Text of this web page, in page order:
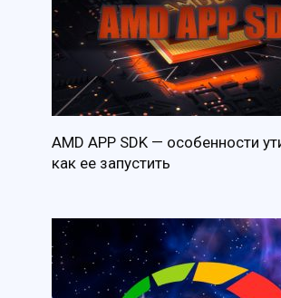
AMD APP SDK — особенности
как ее запустить